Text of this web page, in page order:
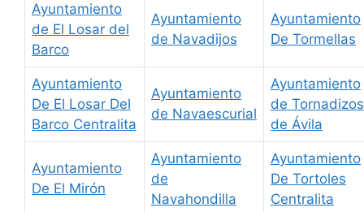
Ayuntamiento
de El Losar del
Barco
Ayuntamiento
de Navadijos
Ayuntamiento
De Tormellas
Ayuntamiento
De El Losar Del
Barco Centralita
Ayuntamiento
de Navaescurial
Ayuntamiento
de Tornadizos
de Ávila
Ayuntamiento
De El Mirón
Ayuntamiento
de
Navahondilla
Ayuntamiento
De Tortoles
Centralita